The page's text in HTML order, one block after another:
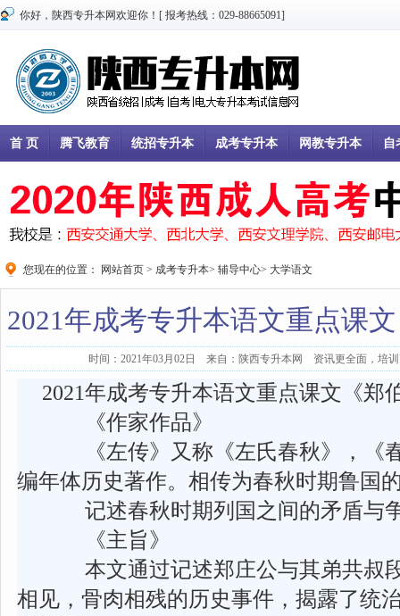
你好，陕西专升本网欢迎你！[ 报考热线：029-88665091]
首 页 腾飞教育 统招专升本 成考专升本 网教专升本 自
您现在的位置： 网站首页 > 成考专升本> 辅导中心> 大学语文
2021年成考专升本语文重点课
时间：2021年03月02日 来自：陕西专升本网 资讯更全面，培
2021年成考专升本语文重点课文《郑
《作家作品》
《左传》又称《左氏春秋》，《
编年体历史著作。相传为春秋时期鲁国
记述春秋时期列国之间的矛盾与
《主旨》
本文通过记述郑庄公与其弟共叔
相见，骨肉相残的历史事件，揭露了统